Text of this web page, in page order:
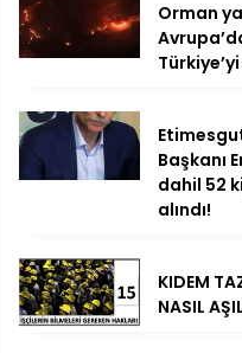
Orman
Başkanı
dahil 52
alındı!
KIDEM
NASIL